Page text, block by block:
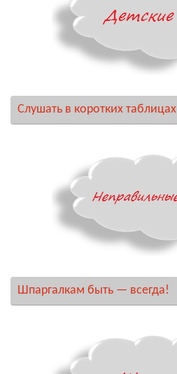
Слушать в коротких таблицах
Шпаргалкам быть — всегда!